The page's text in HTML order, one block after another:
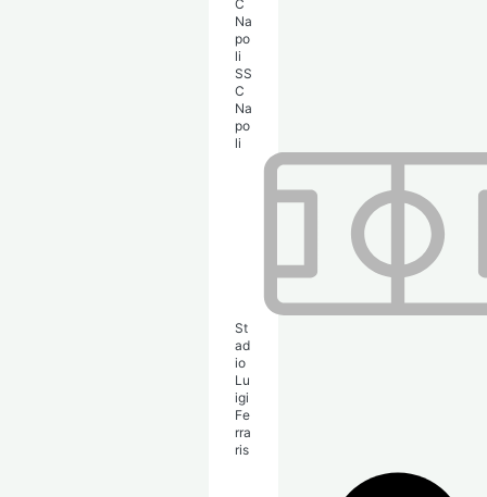
SS
C
Na
po
li
St
ad
io
Lu
igi
Fe
rra
ris